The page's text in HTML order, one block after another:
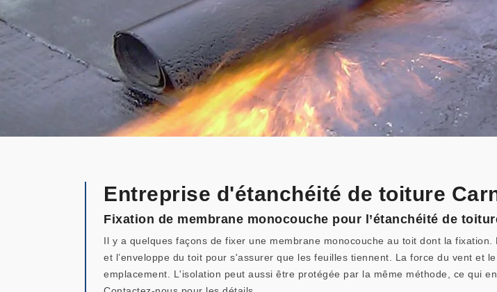
Entreprise d'étanchéité de toiture
Fixation de membrane monocouche pour l’étanchéité de
Il y a quelques façons de fixer une membrane monocouche au toit dont la
et l’enveloppe du toit pour s'assurer que les feuilles tiennent. La force du vent et
emplacement. L'isolation peut aussi être protégée par la même méthode, ce qui